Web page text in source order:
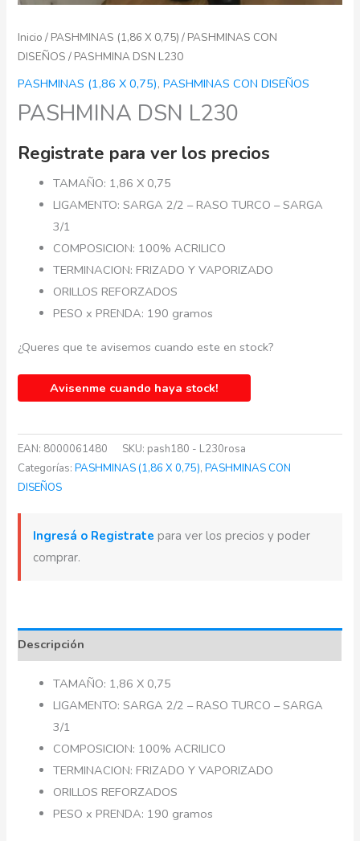
Inicio / PASHMINAS (1,86 X 0,75) / PASHMINAS CON
DISEÑOS / PASHMINA DSN L230
PASHMINAS (1,86 X 0,75),PASHMINAS CON DISEÑOS
PASHMINA DSN L230
Registrate para ver los precios
TAMAÑO: 1,86 X 0,75
LIGAMENTO: SARGA 2/2 – RASO TURCO – SARGA
3/1
COMPOSICION: 100% ACRILICO
TERMINACION: FRIZADO Y VAPORIZADO
ORILLOS REFORZADOS
PESO x PRENDA: 190 gramos
¿Queres que te avisemos cuando este en stock?
Avisenme cuando haya stock!
EAN: 8000061480 SKU: pash180 - L230rosa
Categorías:PASHMINAS (1,86 X 0,75),PASHMINAS CON
DISEÑOS
Ingresá o Registrate para ver los precios y poder
comprar.
Descripción
TAMAÑO: 1,86 X 0,75
LIGAMENTO: SARGA 2/2 – RASO TURCO – SARGA
3/1
COMPOSICION: 100% ACRILICO
TERMINACION: FRIZADO Y VAPORIZADO
ORILLOS REFORZADOS
PESO x PRENDA: 190 gramos